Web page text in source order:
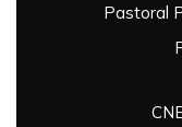
Pastoral